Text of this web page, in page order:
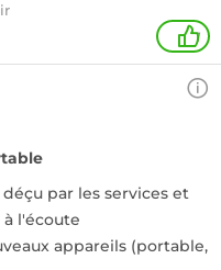
1
par les services et
l'écoute
appareils (portable,